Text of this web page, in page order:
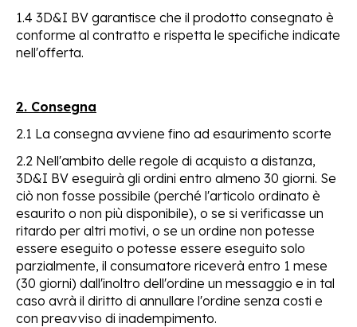
1.4 3D&I BV garantisce che il prodotto consegnato è
conforme al contratto e rispetta le specifiche indicate
nell'offerta.
2. Consegna
2.1 La consegna avviene fino ad esaurimento scorte
2.2 Nell'ambito delle regole di acquisto a distanza,
3D&I BV eseguirà gli ordini entro almeno 30 giorni. Se
ciò non fosse possibile (perché l'articolo ordinato è
esaurito o non più disponibile), o se si verificasse un
ritardo per altri motivi, o se un ordine non potesse
essere eseguito o potesse essere eseguito solo
parzialmente, il consumatore riceverà entro 1 mese
(30 giorni) dall'inoltro dell'ordine un messaggio e in tal
caso avrà il diritto di annullare l'ordine senza costi e
con preavviso di inadempimento.